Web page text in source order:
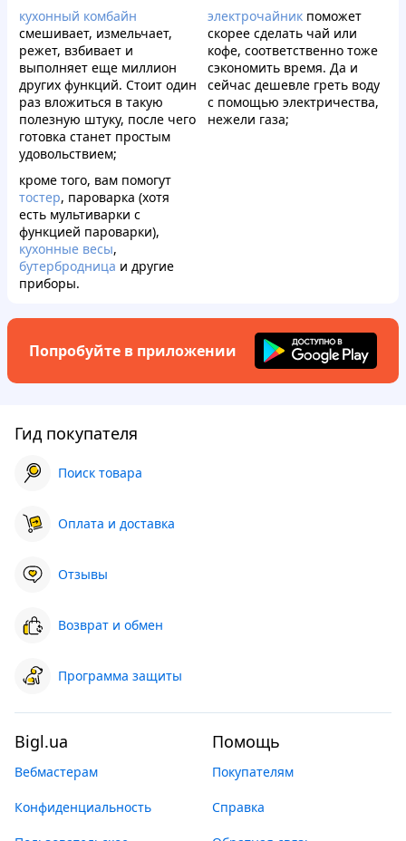
кухонный комбайн
смешивает, измельчает,
режет, взбивает и
выполняет еще миллион
других функций. Стоит один
раз вложиться в такую
полезную штуку, после чего
готовка станет простым
удовольствием;
электрочайник поможет
скорее сделать чай или
кофе, соответственно тоже
сэкономить время. Да и
сейчас дешевле греть воду
с помощью электричества,
нежели газа;
кроме того, вам помогут
тостер, пароварка (хотя
есть мультиварки с
функцией пароварки),
кухонные весы,
бутербродница и другие
приборы.
Попробуйте в приложении
Гид покупателя
Поиск товара
Оплата и доставка
Отзывы
Возврат и обмен
Программа защиты
Bigl.ua
Вебмастерам
Конфиденциальность
Помощь
Покупателям
Справка